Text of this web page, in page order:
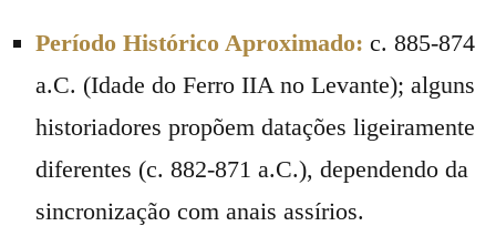
Período Histórico Aproximado: c. 885-874
a.C. (Idade do Ferro IIA no Levante); alguns
historiadores propõem datações ligeiramente
diferentes (c. 882-871 a.C.), dependendo da
sincronização com anais assírios.